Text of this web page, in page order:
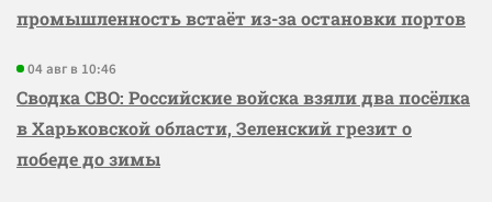
промышленность встаёт из-за остановки портов
04 авг в 10:46
Сводка СВО: Российские войска взяли два посёлка
в Харьковской области, Зеленский грезит о
победе до зимы